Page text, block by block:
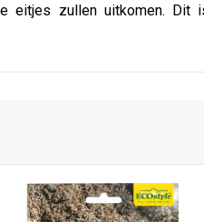
eitjes zullen uitkomen.